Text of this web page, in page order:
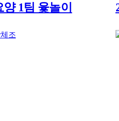
양 1팀 윷놀이